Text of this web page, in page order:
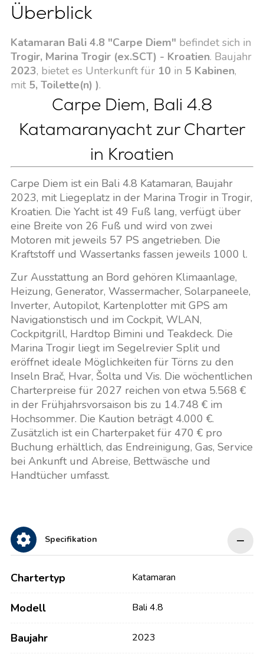
Überblick
Katamaran Bali 4.8 "Carpe Diem" befindet sich in
Trogir, Marina Trogir (ex.SCT) - Kroatien. Baujahr
2023, bietet es Unterkunft für 10in 5 Kabinen,
mit 5, Toilette(n) ).
Carpe Diem, Bali 4.8
Katamaranyacht zur Charter
in Kroatien
Carpe Diem ist ein Bali 4.8 Katamaran, Baujahr
2023, mit Liegeplatz in der Marina Trogir in Trogir,
Kroatien. Die Yacht ist 49 Fuß lang, verfügt über
eine Breite von 26 Fuß und wird von zwei
Motoren mit jeweils 57 PS angetrieben. Die
Kraftstoff und Wassertanks fassen jeweils 1000 l.
Zur Ausstattung an Bord gehören Klimaanlage,
Heizung, Generator, Wassermacher, Solarpaneele,
Inverter, Autopilot, Kartenplotter mit GPS am
Navigationstisch und im Cockpit, WLAN,
Cockpitgrill, Hardtop Bimini und Teakdeck. Die
Marina Trogir liegt im Segelrevier Split und
eröffnet ideale Möglichkeiten für Törns zu den
Inseln Brač, Hvar, Šolta und Vis. Die wöchentlichen
Charterpreise für 2027 reichen von etwa 5.568 €
in der Frühjahrsvorsaison bis zu 14.748 € im
Hochsommer. Die Kaution beträgt 4.000 €.
Zusätzlich ist ein Charterpaket für 470 € pro
Buchung erhältlich, das Endreinigung, Gas, Service
bei Ankunft und Abreise, Bettwäsche und
Handtücher umfasst.
Specifikation
Chartertyp Katamaran
Modell Bali 4.8
Baujahr 2023